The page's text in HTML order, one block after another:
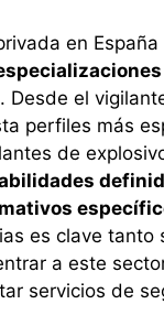
en
. Desde el
perfiles más
de
es clave tanto
a este
servicios de